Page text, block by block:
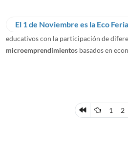
El 1 de Noviembre es la Eco
educativos con la participación de
microemprendimientos basados en
1 2